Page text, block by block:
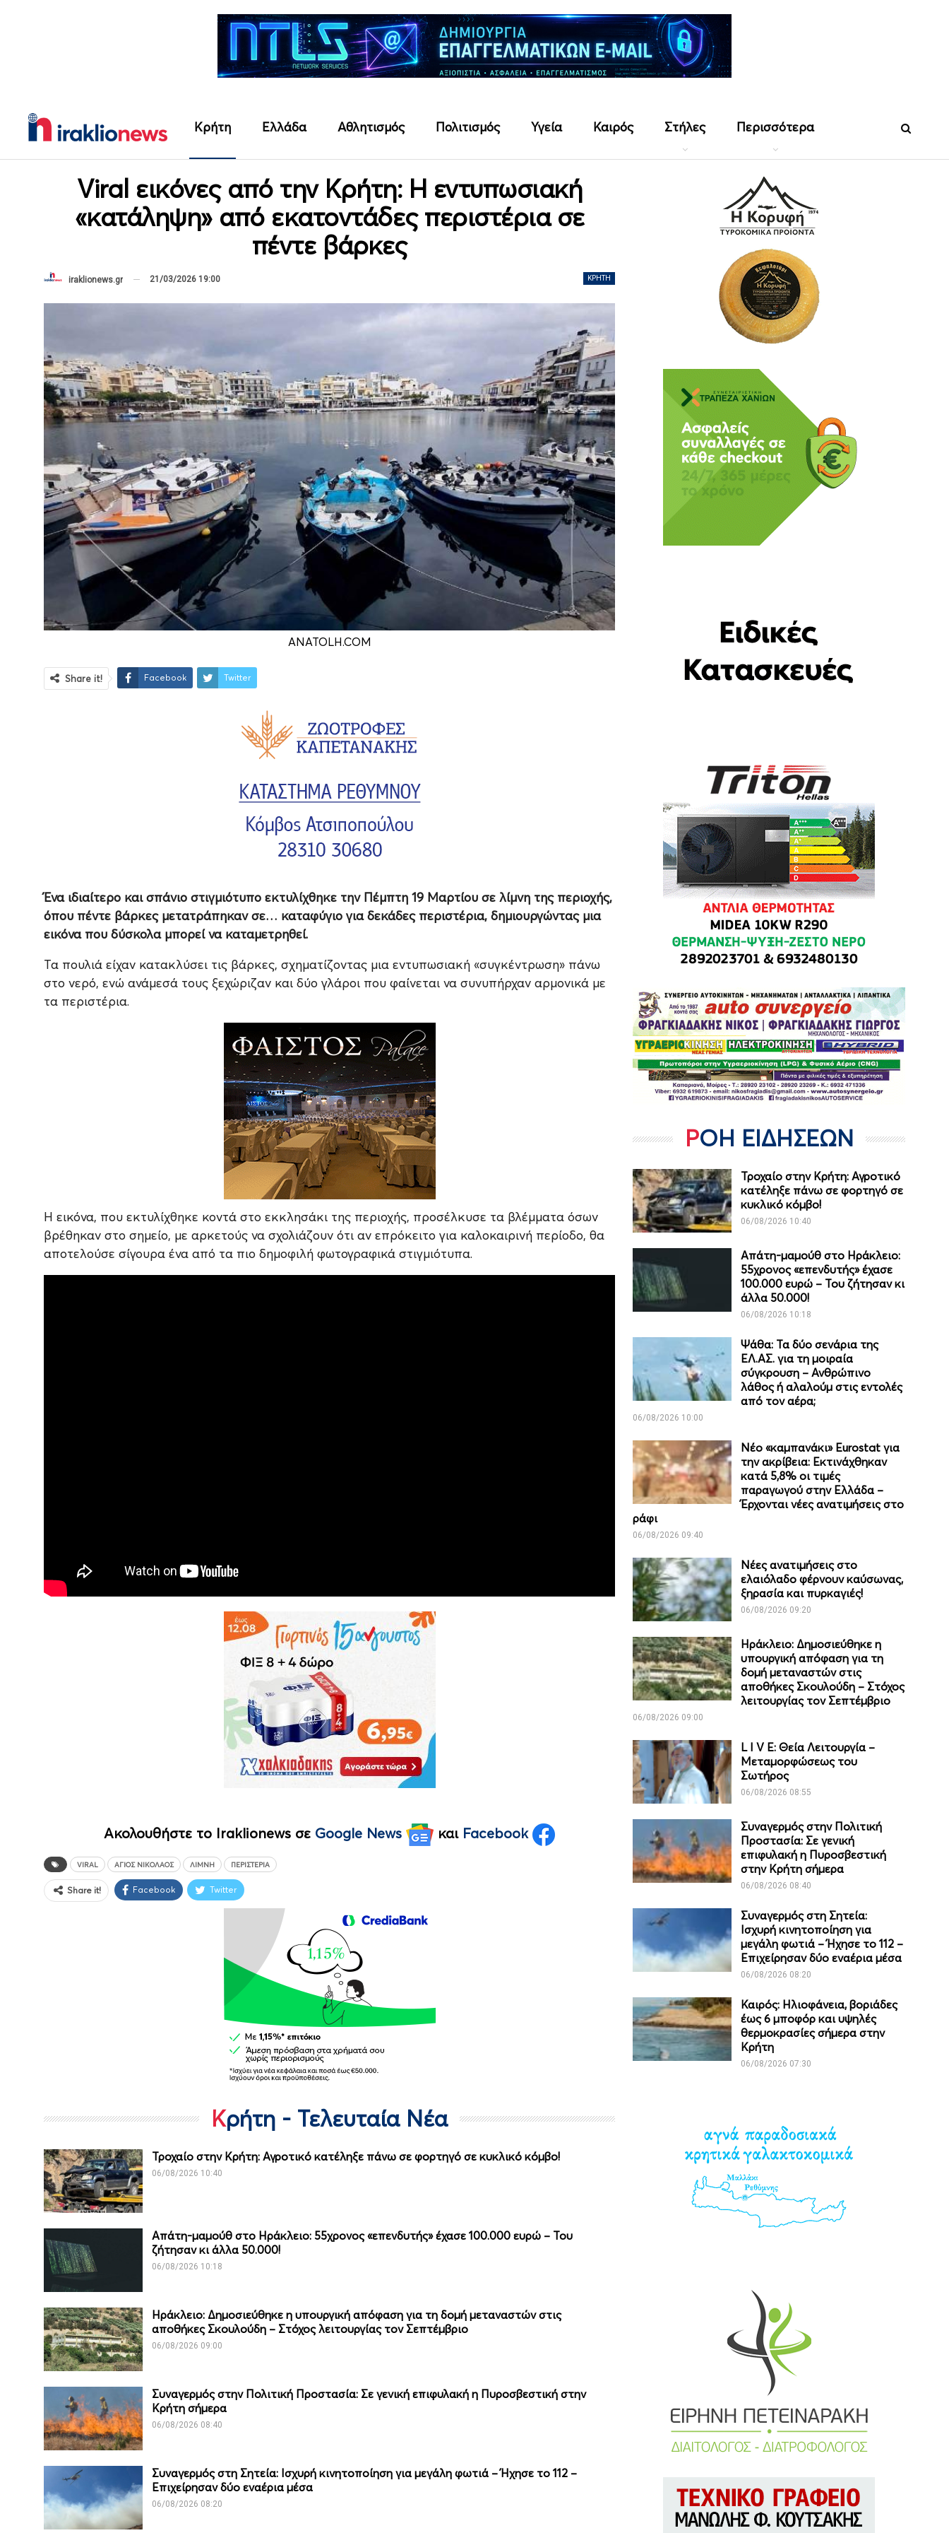
Κρήτη Ελλάδα Αθλητισμός Πολιτισμός Υγεία Καιρός Στήλες Περισσότερα
Viral εικόνες από την Κρήτη: Η εντυπωσιακή
«κατάληψη» από εκατοντάδες περιστέρια σε
πέντε βάρκες
ΚΡΉΤΗ
iraklionews.gr 21/03/2026 19:00
ANATOLH.COM
Share it! Facebook Twitter
Ένα ιδιαίτερο και σπάνιο στιγμιότυπο εκτυλίχθηκε την Πέμπτη 19 Μαρτίου σε λίμνη της περιοχής,
όπου πέντε βάρκες μετατράπηκαν σε… καταφύγιο για δεκάδες περιστέρια, δημιουργώντας μια
εικόνα που δύσκολα μπορεί να καταμετρηθεί.
Τα πουλιά είχαν κατακλύσει τις βάρκες, σχηματίζοντας μια εντυπωσιακή «συγκέντρωση» πάνω
στο νερό, ενώ ανάμεσά τους ξεχώριζαν και δύο γλάροι που φαίνεται να συνυπήρχαν αρμονικά με
τα περιστέρια.
Η εικόνα, που εκτυλίχθηκε κοντά στο εκκλησάκι της περιοχής, προσέλκυσε τα βλέμματα όσων
βρέθηκαν στο σημείο, με αρκετούς να σχολιάζουν ότι αν επρόκειτο για καλοκαιρινή περίοδο, θα
αποτελούσε σίγουρα ένα από τα πιο δημοφιλή φωτογραφικά στιγμιότυπα.
Ακολουθήστε το Iraklionews σε Google News και Facebook
VIRAL ΆΓΙΟΣ ΝΙΚΌΛΑΟΣ ΛΙΜΝΗ ΠΕΡΙΣΤΈΡΙΑ
Share it! Facebook Twitter
Κρήτη - Τελευταία Νέα
Τροχαίο στην Κρήτη: Αγροτικό κατέληξε πάνω σε φορτηγό σε κυκλικό κόμβο!
06/08/2026 10:40
Απάτη-μαμούθ στο Ηράκλειο: 55χρονος «επενδυτής» έχασε 100.000 ευρώ – Του
ζήτησαν κι άλλα 50.000!
06/08/2026 10:18
Ηράκλειο: Δημοσιεύθηκε η υπουργική απόφαση για τη δομή μεταναστών στις
αποθήκες Σκουλούδη – Στόχος λειτουργίας τον Σεπτέμβριο
06/08/2026 09:00
Συναγερμός στην Πολιτική Προστασία: Σε γενική επιφυλακή η Πυροσβεστική στην
Κρήτη σήμερα
06/08/2026 08:40
Συναγερμός στη Σητεία: Ισχυρή κινητοποίηση για μεγάλη φωτιά – Ήχησε το 112 –
Επιχείρησαν δύο εναέρια μέσα
06/08/2026 08:20
ΡΟΗ ΕΙΔΗΣΕΩΝ
Τροχαίο στην Κρήτη: Αγροτικό
κατέληξε πάνω σε φορτηγό σε
κυκλικό κόμβο!
06/08/2026 10:40
Απάτη-μαμούθ στο Ηράκλειο:
55χρονος «επενδυτής» έχασε
100.000 ευρώ – Του ζήτησαν κι
άλλα 50.000!
06/08/2026 10:18
Ψάθα: Τα δύο σενάρια της
ΕΛ.ΑΣ. για τη μοιραία
σύγκρουση – Ανθρώπινο
λάθος ή αλαλούμ στις εντολές
από τον αέρα;
06/08/2026 10:00
Νέο «καμπανάκι» Eurostat για
την ακρίβεια: Εκτινάχθηκαν
κατά 5,8% οι τιμές
παραγωγού στην Ελλάδα –
Έρχονται νέες ανατιμήσεις στο
ράφι
06/08/2026 09:40
Νέες ανατιμήσεις στο
ελαιόλαδο φέρνουν καύσωνας,
ξηρασία και πυρκαγιές!
06/08/2026 09:20
Ηράκλειο: Δημοσιεύθηκε η
υπουργική απόφαση για τη
δομή μεταναστών στις
αποθήκες Σκουλούδη – Στόχος
λειτουργίας τον Σεπτέμβριο
06/08/2026 09:00
L I V E: Θεία Λειτουργία –
Μεταμορφώσεως του
Σωτήρος
06/08/2026 08:55
Συναγερμός στην Πολιτική
Προστασία: Σε γενική
επιφυλακή η Πυροσβεστική
στην Κρήτη σήμερα
06/08/2026 08:40
Συναγερμός στη Σητεία:
Ισχυρή κινητοποίηση για
μεγάλη φωτιά – Ήχησε το 112 –
Επιχείρησαν δύο εναέρια μέσα
06/08/2026 08:20
Καιρός: Ηλιοφάνεια, βοριάδες
έως 6 μποφόρ και υψηλές
θερμοκρασίες σήμερα στην
Κρήτη
06/08/2026 07:30